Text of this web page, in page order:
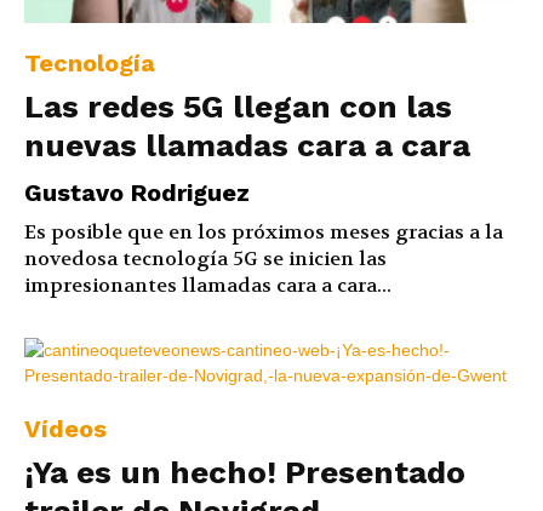
Tecnología
Las redes 5G llegan con las
nuevas llamadas cara a cara
Gustavo Rodriguez
Es posible que en los próximos meses gracias a la
novedosa tecnología 5G se inicien las
impresionantes llamadas cara a cara...
Vídeos
¡Ya es un hecho! Presentado